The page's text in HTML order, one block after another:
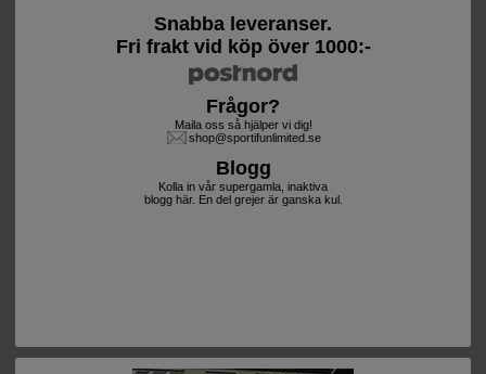
Snabba leveranser.
Fri frakt vid köp över 1000:-
Frågor?
Maila oss så hjälper vi dig!
shop@sportifunlimited.se
Blogg
Kolla in vår supergamla, inaktiva
blogg här. En del grejer är ganska kul.